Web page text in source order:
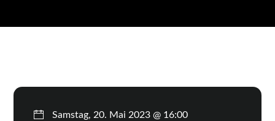
Samstag, 20. Mai 2023 @ 16:00